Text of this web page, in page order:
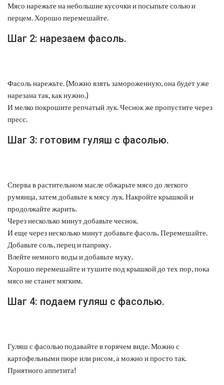
Мясо нарежьте на небольшие кусочки и посыпьте солью и
перцем. Хорошо перемешайте.
Шаг 2: нарезаем фасоль.
Фасоль нарежьте. (Можно взять замороженную, она будет уже
нарезана так, как нужно.)
И мелко покрошите репчатый лук. Чеснок же пропустите через
пресс.
Шаг 3: готовим гуляш с фасолью.
Сперва в растительном масле обжарьте мясо до легкого
румянца, затем добавьте к мясу лук. Накройте крышкой и
продолжайте жарить.
Через несколько минут добавьте чеснок.
И еще через несколько минут добавьте фасоль. Перемешайте.
Добавьте соль, перец и паприку.
Влейте немного воды и добавьте муку.
Хорошо перемешайте и тушите под крышкой до тех пор, пока
мясо не станет мягким.
Шаг 4: подаем гуляш с фасолью.
Гуляш с фасолью подавайте в горячем виде. Можно с
картофельными пюре или рисом, а можно и просто так.
Приятного аппетита!